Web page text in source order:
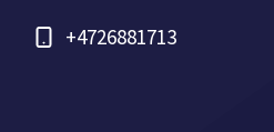
+4726881713